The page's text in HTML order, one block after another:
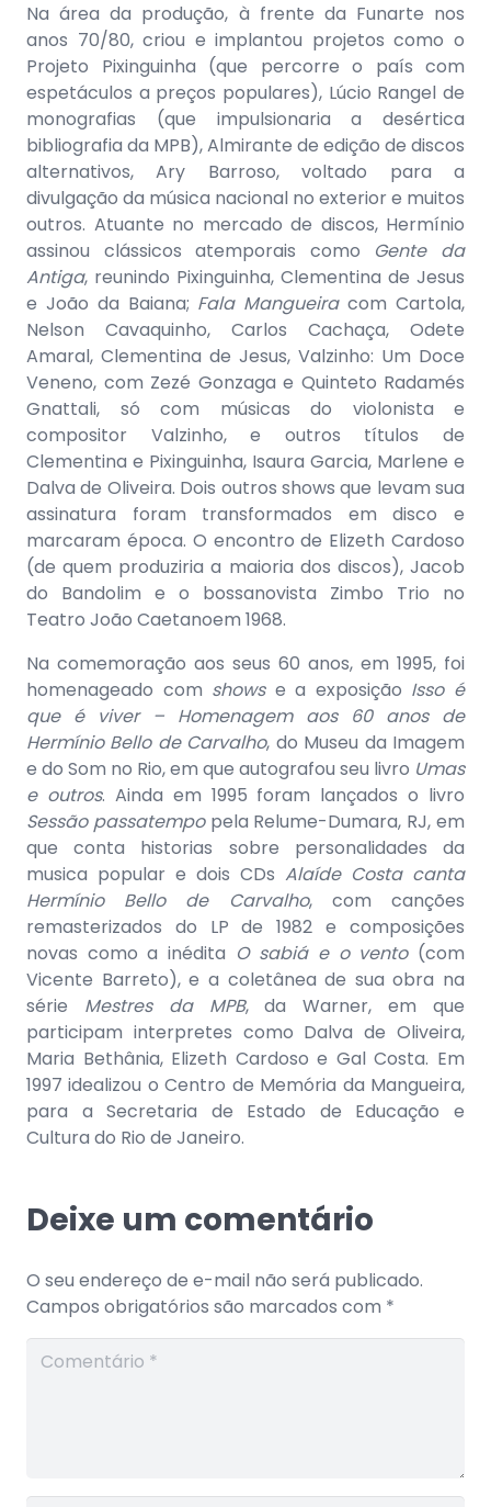
Na área da produção, à frente da Funarte nos
anos 70/80, criou e implantou projetos como o
Projeto Pixinguinha (que percorre o país com
espetáculos a preços populares), Lúcio Rangel de
monografias (que impulsionaria a desértica
bibliografia da MPB), Almirante de edição de discos
alternativos, Ary Barroso, voltado para a
divulgação da música nacional no exterior e muitos
outros. Atuante no mercado de discos, Hermínio
assinou clássicos atemporais como Gente da
Antiga, reunindo Pixinguinha, Clementina de Jesus
e João da Baiana; Fala Mangueiracom Cartola,
Nelson Cavaquinho, Carlos Cachaça, Odete
Amaral, Clementina de Jesus, Valzinho: Um Doce
Veneno, com Zezé Gonzaga e Quinteto Radamés
Gnattali, só com músicas do violonista e
compositor Valzinho, e outros títulos de
Clementina e Pixinguinha, Isaura Garcia, Marlene e
Dalva de Oliveira. Dois outros shows que levam sua
assinatura foram transformados em disco e
marcaram época. O encontro de Elizeth Cardoso
(de quem produziria a maioria dos discos), Jacob
do Bandolim e o bossanovista Zimbo Trio no
Teatro João Caetanoem 1968.
Na comemoração aos seus 60 anos, em 1995, foi
homenageado com showse a exposição Isso é
que é viver – Homenagem aos 60 anos de
Hermínio Bello de Carvalho, do Museu da Imagem
e do Som no Rio, em que autografou seu livro Umas
e outros. Ainda em 1995 foram lançados o livro
Sessão passatempopela Relume-Dumara, RJ, em
que conta historias sobre personalidades da
musica popular e dois CDs Alaíde Costa canta
Hermínio Bello de Carvalho, com canções
remasterizados do LP de 1982 e composições
novas como a inédita O sabiá e o vento(com
Vicente Barreto), e a coletânea de sua obra na
série Mestres da MPB, da Warner, em que
participam interpretes como Dalva de Oliveira,
Maria Bethânia, Elizeth Cardoso e Gal Costa. Em
1997 idealizou o Centro de Memória da Mangueira,
para a Secretaria de Estado de Educação e
Cultura do Rio de Janeiro.
Deixe um comentário
O seu endereço de e-mail não será publicado.
Campos obrigatórios são marcados com *